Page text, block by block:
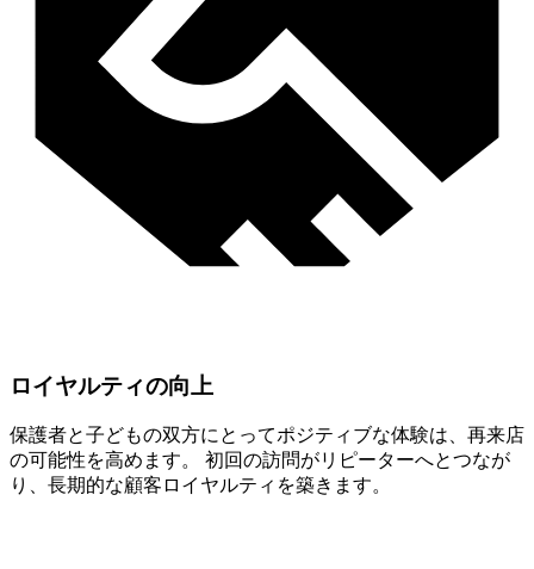
ロイヤルティの向上
保護者と子どもの双方にとってポジティブな体験は、再来店
の可能性を高めます。 初回の訪問がリピーターへとつなが
り、長期的な顧客ロイヤルティを築きます。